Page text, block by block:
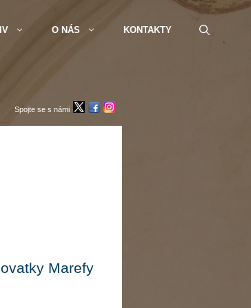
O NÁS KONTAKTY
Spojte se s námi
Marefy